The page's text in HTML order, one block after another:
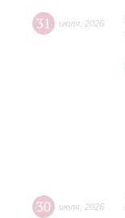
31 июля 2026
30 июля 2026